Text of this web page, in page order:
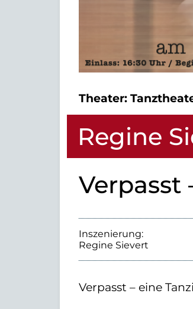
Theater:
Regine
Verpasst
Inszenierung:
Regine Sievert
Verpasst – eine